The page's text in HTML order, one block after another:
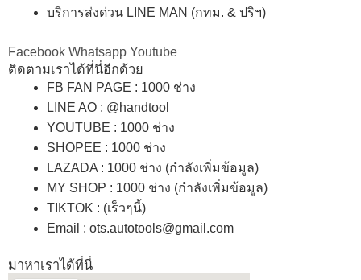
บริการส่งด่วน LINE MAN (กทม. & ปริฯ)
Facebook Whatsapp Youtube
ติดตามเราได้ที่นี่อีกด้วย
FB FAN PAGE : 1000 ช่าง
LINE AO : @handtool
YOUTUBE : 1000 ช่าง
SHOPEE : 1000 ช่าง
LAZADA : 1000 ช่าง (กำลังเพิ่มข้อมูล)
MY SHOP : 1000 ช่าง (กำลังเพิ่มข้อมูล)
TIKTOK : (เร็วๆนี้)
Email : ots.autotools@gmail.com
มาหาเราได้ที่นี่